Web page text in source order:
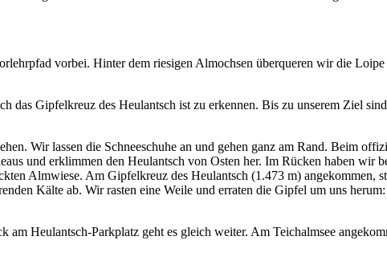
vorbei. Hinter dem riesigen Almochsen überqueren wir die
Gipfelkreuz des Heulantsch ist zu erkennen. Bis zu unserem Ziel
Wir lassen die Schneeschuhe an und gehen ganz am Rand. Beim
und erklimmen den Heulantsch von Osten her. Im Rücken haben wir
Almwiese. Am Gipfelkreuz des Heulantsch (1.473 m) angekommen,
Kälte ab. Wir rasten eine Weile und erraten die Gipfel um uns herum:
Heulantsch-Parkplatz geht es gleich weiter. Am Teichalmsee